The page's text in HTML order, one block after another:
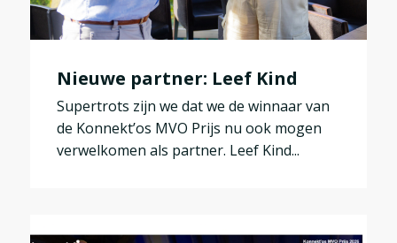
Nieuwe partner: Leef Kind
Supertrots zijn we dat we de winnaar van
de Konnekt’os MVO Prijs nu ook mogen
verwelkomen als partner. Leef Kind...